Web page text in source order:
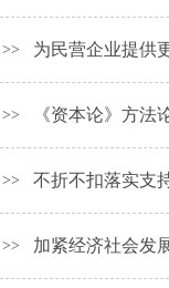
>> 为民营企业提供
>> 《资本论》方法
>> 不折不扣落实支
>> 加紧经济社会发